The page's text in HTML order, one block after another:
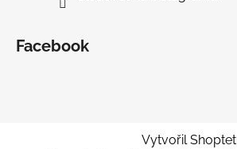
Facebook
Vytvořil Shoptet